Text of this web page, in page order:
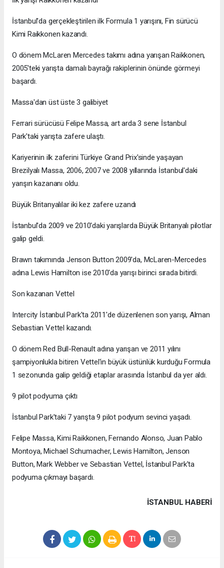
İstanbul'da gerçekleştirilen ilk Formula 1 yarışını, Fin sürücü
Kimi Raikkonen kazandı.
O dönem McLaren Mercedes takımı adına yarışan Raikkonen,
2005'teki yarışta damalı bayrağı rakiplerinin önünde görmeyi
başardı.
Massa'dan üst üste 3 galibiyet
Ferrari sürücüsü Felipe Massa, art arda 3 sene İstanbul
Park'taki yarışta zafere ulaştı.
Kariyerinin ilk zaferini Türkiye Grand Prix'sinde yaşayan
Brezilyalı Massa, 2006, 2007 ve 2008 yıllarında İstanbul'daki
yarışın kazananı oldu.
Büyük Britanyalılar iki kez zafere uzandı
İstanbul'da 2009 ve 2010'daki yarışlarda Büyük Britanyalı pilotlar
galip geldi.
Brawn takımında Jenson Button 2009'da, McLaren-Mercedes
adına Lewis Hamilton ise 2010'da yarışı birinci sırada bitirdi.
Son kazanan Vettel
Intercity İstanbul Park'ta 2011'de düzenlenen son yarışı, Alman
Sebastian Vettel kazandı.
O dönem Red Bull-Renault adına yarışan ve 2011 yılını
şampiyonlukla bitiren Vettel'in büyük üstünlük kurduğu Formula
1 sezonunda galip geldiği etaplar arasında İstanbul da yer aldı.
9 pilot podyuma çıktı
İstanbul Park'taki 7 yarışta 9 pilot podyum sevinci yaşadı.
Felipe Massa, Kimi Raikkonen, Fernando Alonso, Juan Pablo
Montoya, Michael Schumacher, Lewis Hamilton, Jenson
Button, Mark Webber ve Sebastian Vettel, İstanbul Park'ta
podyuma çıkmayı başardı.
İSTANBUL HABERİ